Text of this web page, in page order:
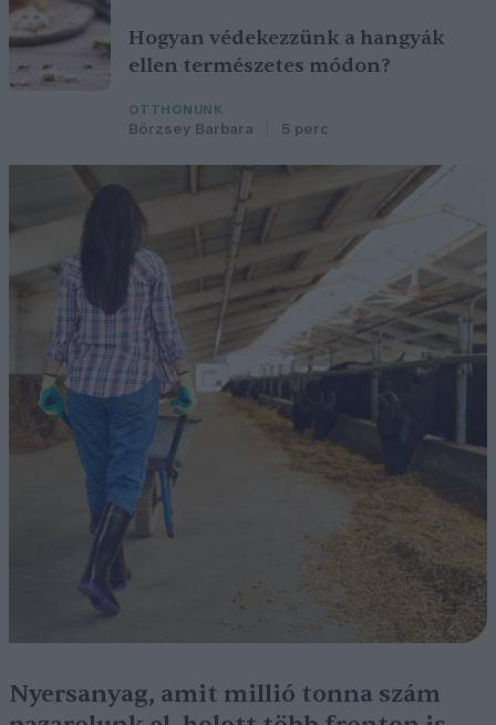
Hogyan védekezzünk a hangyák
ellen természetes módon?
OTTHONUNK
Börzsey Barbara 5 perc
Nyersanyag, amit millió tonna szám